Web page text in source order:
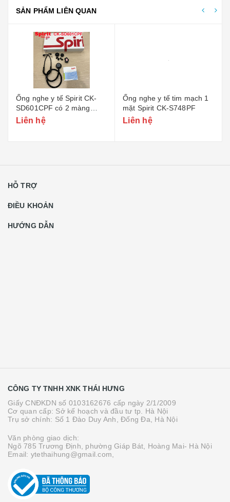
SẢN PHẨM LIÊN QUAN
Ống nghe y tế Spirit CK-
SD601CPF có 2 màng
nghe và 2 chuông nghe
Liên hệ
Ống nghe y tế tim mạch 1
mặt Spirit CK-S748PF
Liên hệ
HỖ TRỢ
ĐIỀU KHOẢN
HƯỚNG DẪN
CÔNG TY TNHH XNK THÁI HƯNG
Giấy CNĐKDN số 0103162676 cấp ngày 2/1/2009
Cơ quan cấp: Sở kế hoạch và đầu tư tp. Hà Nội
Trụ sở chính: Số 1 Đào Duy Anh, Đống Đa, Hà Nội
Văn phòng giao dịch:
Ngõ 785 Trương Định, phường Giáp Bát, Hoàng Mai- Hà Nội
Email: ytethaihung@gmail.com,